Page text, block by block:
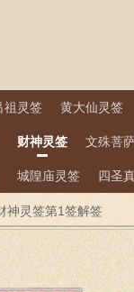
祖灵签 黄大仙灵签
财神灵签 文殊菩
城隍庙灵签 四圣
神灵签第1签解签